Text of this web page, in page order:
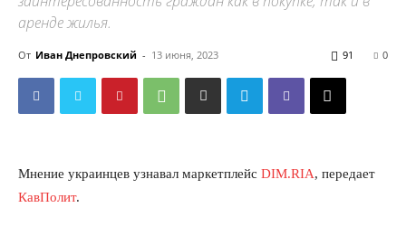
аренде жилья.
От Иван Днепровский - 13 июня, 2023 0
91
Мнение украинцев узнавал маркетплейс DIM.RIA, передает
КавПолит.